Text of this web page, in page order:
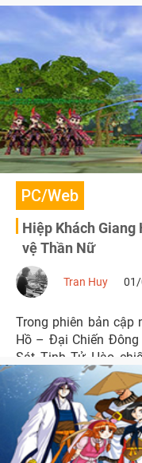
PC/Web
Hiệp Khách
vệ Thần Nữ
Tran Huy 01/
Trong phiên bản cập
Hồ – Đại Chiến
Sát Tinh Tử Hào
Thần Điện và Thần